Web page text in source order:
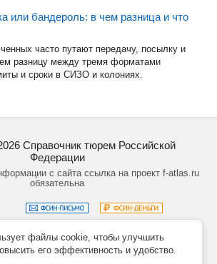
или бандероль: в чем разница и что
часто путают передачу, посылку и
разницу между тремя форматами
и сроки в СИЗО и колониях.
Справочник тюрем Российской
Федерации
с сайта ссылка на проект f-atlas.ru
обязательна
Политика обработки данных
файлы cookie, чтобы улучшить
его эффективность и удобство.